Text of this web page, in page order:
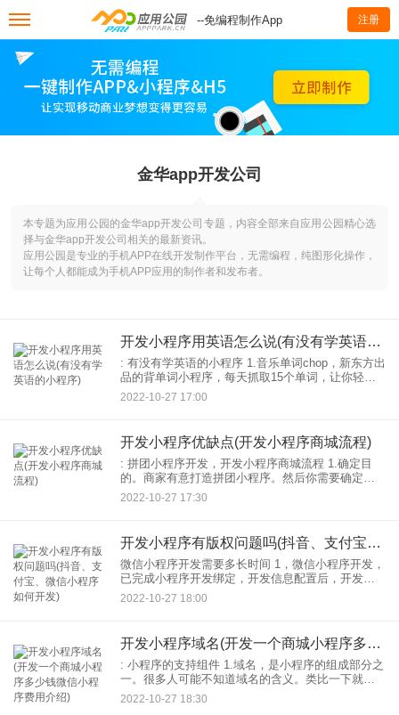
--免编程制作App 注册
金华app开发公司
本专题为应用公园的金华app开发公司专题，内容全部来自应用公园精心选
择与金华app开发公司相关的最新资讯。
应用公园是专业的手机APP在线开发制作平台，无需编程，纯图形化操作，
让每个人都能成为手机APP应用的制作者和发布者。
开发小程序用英语怎么说(有没有学英语的小程序)
: 有没有学英语的小程序 1.音乐单词chop，新东方出
品的背单词小程序，每天抓取15个单词，让你轻松
掌握背单词的意思，学霸模式。支持四六级，考研
所有词汇等。 2.单词天天背。背同一个单词小
2022-10-27 17:00
开发小程序优缺点(开发小程序商城流程)
: 拼团小程序开发，开发小程序商城流程 1.确定目
的。商家有意打造拼团小程序。然后你需要确定目
的。也就是说，商家一定要详细了解客户的需求，
这样制作小程序会更有帮助。清楚地描述一系列目
2022-10-27 17:30
开发小程序有版权问题吗(抖音、支付宝、微信小程序如何开发)
微信小程序开发需要多长时间 1，微信小程序开发，
已完成小程序开发绑定，开发信息配置后，开发可
下载开发。 2.完成小程序开发后，提交代码至微信
进行团队评审。 3.版权及免责声明，郑州APP
2022-10-27 18:00
开发小程序域名(开发一个商城小程序多少钱微信小程序费用介绍)
: 小程序的支持组件 1.域名，是小程序的组成部分之
一。很多人可能不知道域名的含义。类比一下就好
理解了。例如，百度的域名是：gxaojing.com是敖静
科技的域名。申请该域名后，需要进行ICP
2022-10-27 18:30